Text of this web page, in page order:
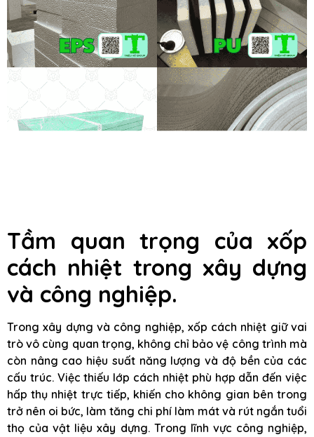
Tầm quan trọng của xốp
cách nhiệt trong xây dựng
và công nghiệp.
Trong xây dựng và công nghiệp, xốp cách nhiệt giữ vai
trò vô cùng quan trọng, không chỉ bảo vệ công trình mà
còn nâng cao hiệu suất năng lượng và độ bền của các
cấu trúc. Việc thiếu lớp cách nhiệt phù hợp dẫn đến việc
hấp thụ nhiệt trực tiếp, khiến cho không gian bên trong
trở nên oi bức, làm tăng chi phí làm mát và rút ngắn tuổi
thọ của vật liệu xây dựng. Trong lĩnh vực công nghiệp,